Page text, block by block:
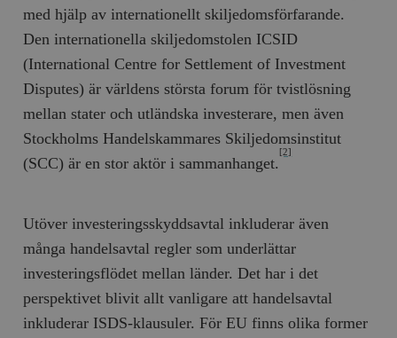
med hjälp av internationellt skiljedomsförfarande.
Den internationella skiljedomstolen ICSID
(International Centre for Settlement of Investment
Disputes) är världens största forum för tvistlösning
mellan stater och utländska investerare, men även
Stockholms Handelskammares Skiljedomsinstitut
(SCC) är en stor aktör i sammanhanget.
[2]
Utöver investeringsskyddsavtal inkluderar även
många handelsavtal regler som underlättar
investeringsflödet mellan länder. Det har i det
perspektivet blivit allt vanligare att handelsavtal
inkluderar ISDS-klausuler. För EU finns olika former